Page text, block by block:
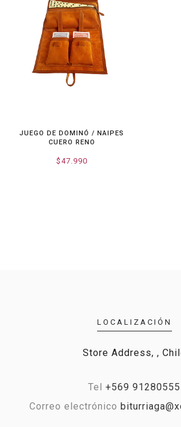
JUEGO DE DOMINÓ / NAIPES
CUERO RENO
$47.990
LOCALIZACIÓN
Store Address, ,
Tel +569 91280555
Correo electrónico